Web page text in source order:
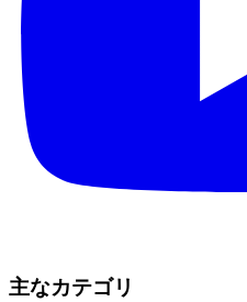
主なカテゴリ